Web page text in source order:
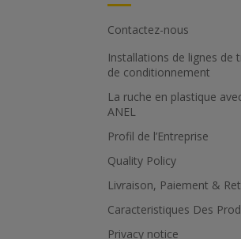
Contactez-nous
Installations de lignes de
de conditionnement
La ruche en plastique
ANEL
Profil de l’Εntreprise
Quality Policy
Livraison, Paiement &
Caracteristiques Des
Privacy notice